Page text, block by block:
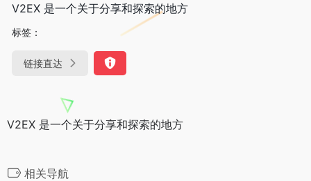
V2EX 是一个关于分享和探索的地方
标签：
链接直达
V2EX 是一个关于分享和探索的地方
相关导航